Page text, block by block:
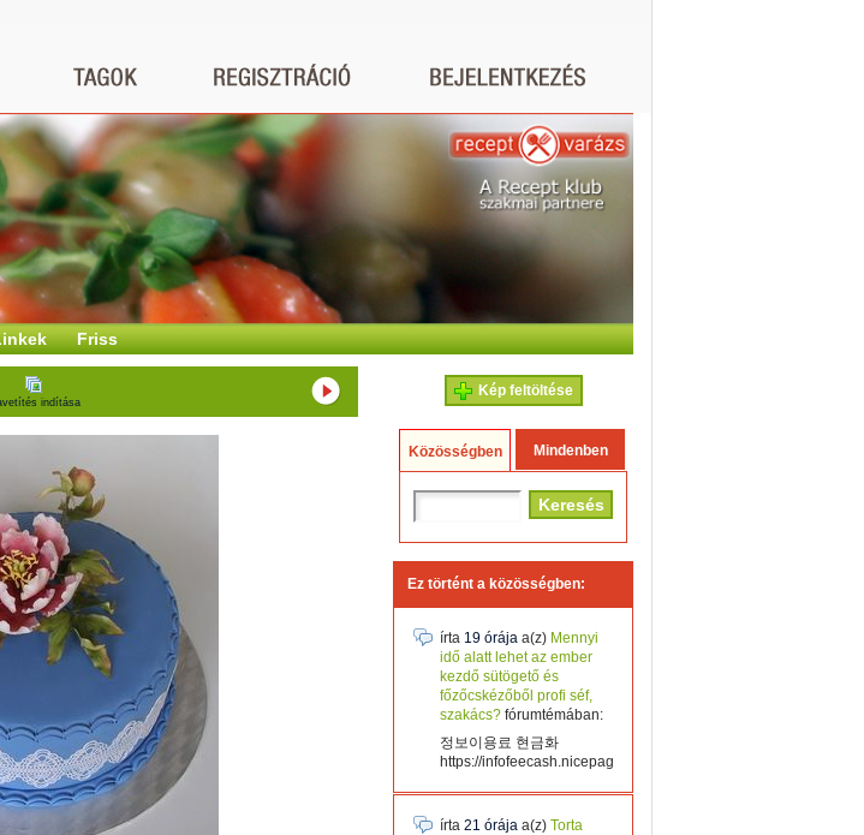
Friss
indítása
Kép feltöltése
Közösségben Mindenben
Ez történt a közösségben:
írta 19 órája a(z) Mennyi
idő alatt lehet az ember
kezdő sütögető és
főzőcskézőből profi séf,
szakács? fórumtémában:
정보이용료 현금화
https://infofeecash.nicepage...
írta 21 órája a(z) Torta